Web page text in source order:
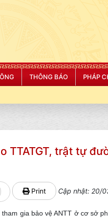
THÔNG BÁO PHÁP
TTATGT, trật tự
Print Cập nhật: 20/
gia bảo vệ ANTT ở cơ sở